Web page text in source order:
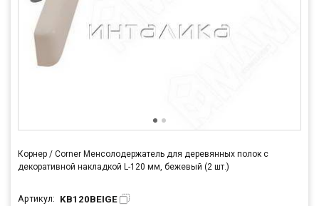
Корнер / Corner Менсолодержатель для деревянных полок с
декоративной накладкой L-120 мм, бежевый (2 шт.)
Артикул: KB120BEIGE